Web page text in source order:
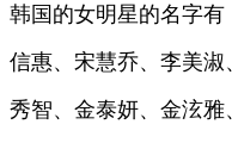
韩国的女明星的名字
信惠、宋慧乔、李美
秀智、金泰妍、金泫